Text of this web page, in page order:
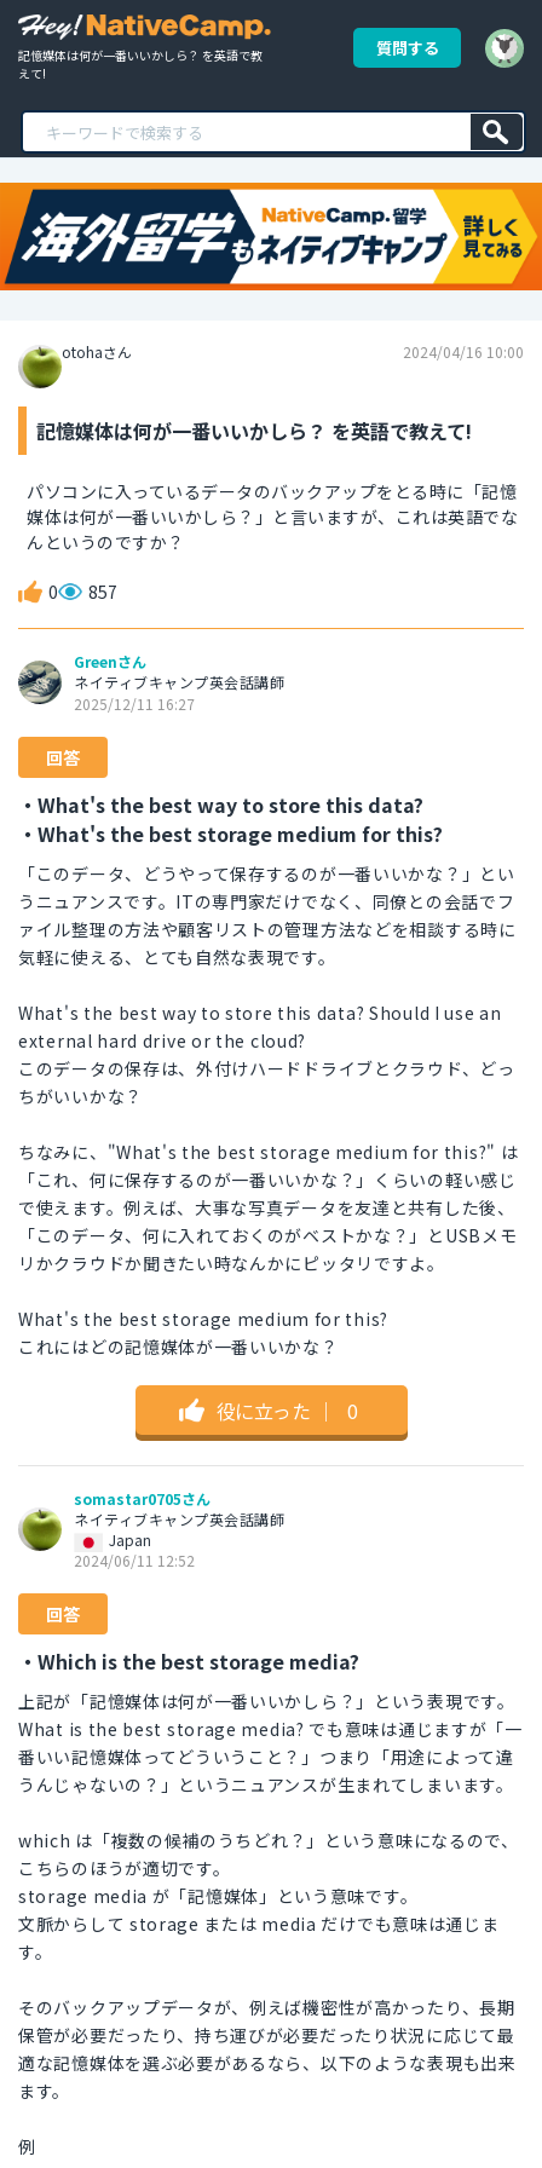
記憶媒体は何が一番いいかしら？ を英語で教
えて!
質問する
otohaさん 2024/04/16 10:00
記憶媒体は何が一番いいかしら？ を英語で教えて!
パソコンに入っているデータのバックアップをとる時に「記憶
媒体は何が一番いいかしら？」と言いますが、これは英語でな
んというのですか？
0 857
Greenさん
ネイティブキャンプ英会話講師
2025/12/11 16:27
回答
・What's the best way to store this data?
・What's the best storage medium for this?
「このデータ、どうやって保存するのが一番いいかな？」とい
うニュアンスです。ITの専門家だけでなく、同僚との会話でフ
ァイル整理の方法や顧客リストの管理方法などを相談する時に
気軽に使える、とても自然な表現です。
What's the best way to store this data? Should I use an
external hard drive or the cloud?
このデータの保存は、外付けハードドライブとクラウド、どっ
ちがいいかな？
ちなみに、"What's the best storage medium for this?" は
「これ、何に保存するのが一番いいかな？」くらいの軽い感じ
で使えます。例えば、大事な写真データを友達と共有した後、
「このデータ、何に入れておくのがベストかな？」とUSBメモ
リかクラウドか聞きたい時なんかにピッタリですよ。
What's the best storage medium for this?
これにはどの記憶媒体が一番いいかな？
役に立った ｜ 0
somastar0705さん
ネイティブキャンプ英会話講師
Japan
2024/06/11 12:52
回答
・Which is the best storage media?
上記が「記憶媒体は何が一番いいかしら？」という表現です。
What is the best storage media? でも意味は通じますが「一
番いい記憶媒体ってどういうこと？」つまり「用途によって違
うんじゃないの？」というニュアンスが生まれてしまいます。
which は「複数の候補のうちどれ？」という意味になるので、
こちらのほうが適切です。
storage media が「記憶媒体」という意味です。
文脈からして storage または media だけでも意味は通じま
す。
そのバックアップデータが、例えば機密性が高かったり、長期
保管が必要だったり、持ち運びが必要だったり状況に応じて最
適な記憶媒体を選ぶ必要があるなら、以下のような表現も出来
ます。
例